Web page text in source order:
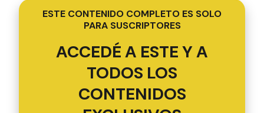
ESTE CONTENIDO COMPLETO ES SOLO
PARA SUSCRIPTORES
ACCEDÉ A ESTE Y A
TODOS LOS
CONTENIDOS